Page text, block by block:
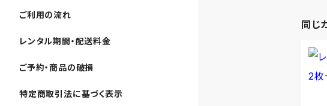
同じ
ご利用の流れ
レンタル期間・配送料金
ご予約・商品の破損
特定商取引法に基づく表示